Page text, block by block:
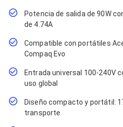
Cables Coaxiales
Accesorios para Cables
Conectores
Tapas y Cajas
Pinzas Ponchadoras
Probadores de Cable
Protectores para Cables
Cables para Impresoras
Potencia de salida de 90W
de 4.74A
Compatible con portátiles
Compaq Evo
Entrada universal 100-240V
uso global
Diseño compacto y portátil:
transporte